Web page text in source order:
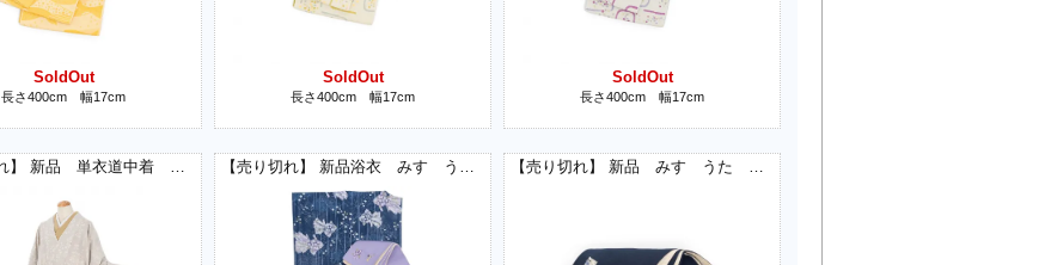
SoldOut
長さ400cm 幅17cm
SoldOut
長さ400cm 幅17cm
SoldOut
長さ400cm 幅17cm
【売り切れ】 新品 単衣道中着 みすゞうた 淡雪 セピア 【売り切れ】 新品浴衣 みすゞうた 綿絽 金魚 【売り切れ】 新品 みすゞうた 麻半幅帯 朝顔